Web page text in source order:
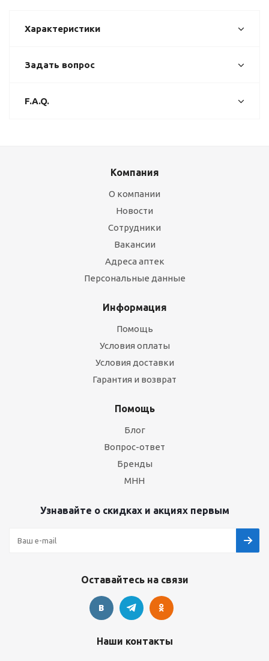
Характеристики
Задать вопрос
F.A.Q.
Компания
О компании
Новости
Сотрудники
Вакансии
Адреса аптек
Персональные данные
Информация
Помощь
Условия оплаты
Условия доставки
Гарантия и возврат
Помощь
Блог
Вопрос-ответ
Бренды
МНН
Узнавайте о скидках и акциях первым
Оставайтесь на связи
Наши контакты